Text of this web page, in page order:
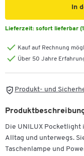
In
Lieferzeit: sofort lieferbar
Kauf auf Rechnung
Über 50 Jahre
Produkt- und
Die UNILUX
Alltag und unterwegs.
Taschenlampe und